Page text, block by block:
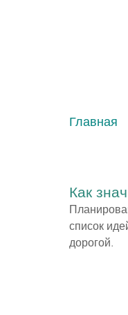
Главная
Как
список
дорогой.